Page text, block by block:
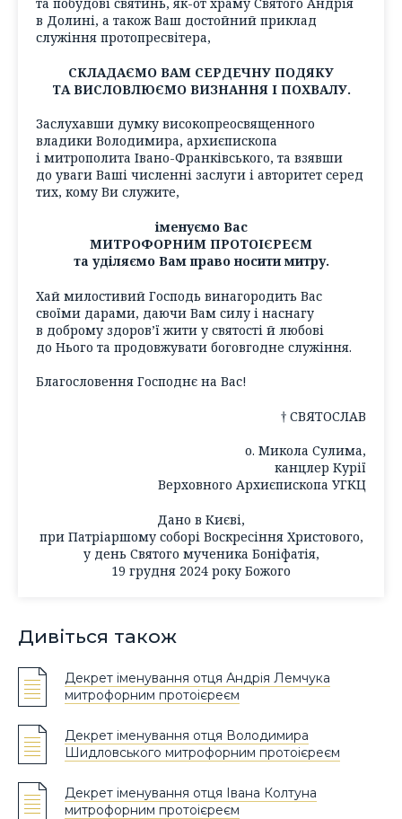
в Долині, а також Ваш достойний приклад
служіння протопресвітера,
СКЛАДАЄМО ВАМ СЕРДЕЧНУ ПОДЯКУ
ТА ВИСЛОВЛЮЄМО ВИЗНАННЯ І ПОХВАЛУ.
Заслухавши думку високопреосвященного
владики Володимира, архиєпископа
і митрополита Івано-Франківського, та взявши
до уваги Ваші численні заслуги і авторитет серед
тих, кому Ви служите,
іменуємо Вас
МИТРОФОРНИМ ПРОТОІЄРЕЄМ
та уділяємо Вам право носити митру.
Хай милостивий Господь винагородить Вас
своїми дарами, даючи Вам силу і наснагу
в доброму здоров’ї жити у святості й любові
до Нього та продовжувати боговгодне служіння.
Благословення Господнє на Вас!
† СВЯТОСЛАВ
о. Микола Сулима,
канцлер Курії
Верховного Архиєпископа УГКЦ
Дано в Києві,
при Патріаршому соборі Воскресіння Христового,
у день Святого мученика Боніфатія,
19 грудня 2024 року Божого
Дивіться також
Декрет іменування отця Андрія Лемчука
митрофорним протоієреєм
Декрет іменування отця Володимира
Шидловського митрофорним протоієреєм
Декрет іменування отця Івана Колтуна
митрофорним протоієреєм